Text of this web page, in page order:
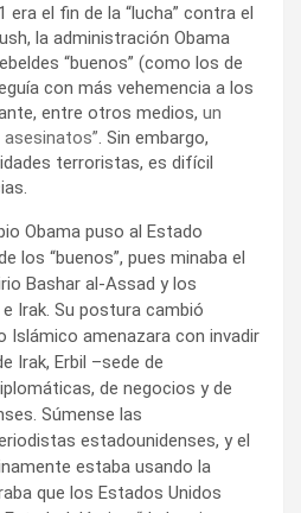
era el fin de la “lucha” contra el
la administración Obama
“buenos” (como los de
con más vehemencia a los
entre otros medios, un
. Sin embargo,
terroristas, es difícil
Obama puso al Estado
los “buenos”, pues minaba el
Bashar al-Assad y los
Irak. Su postura cambió
Islámico amenazara con invadir
Irak, Erbil –sede de
de negocios y de
Súmense las
estadounidenses, y el
estaba usando la
que los Estados Unidos